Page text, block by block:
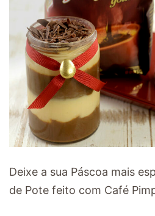
Deixe a sua Páscoa mais
de Pote feito com Café